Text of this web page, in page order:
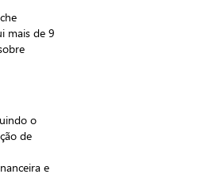
mais de 9
o
de
e